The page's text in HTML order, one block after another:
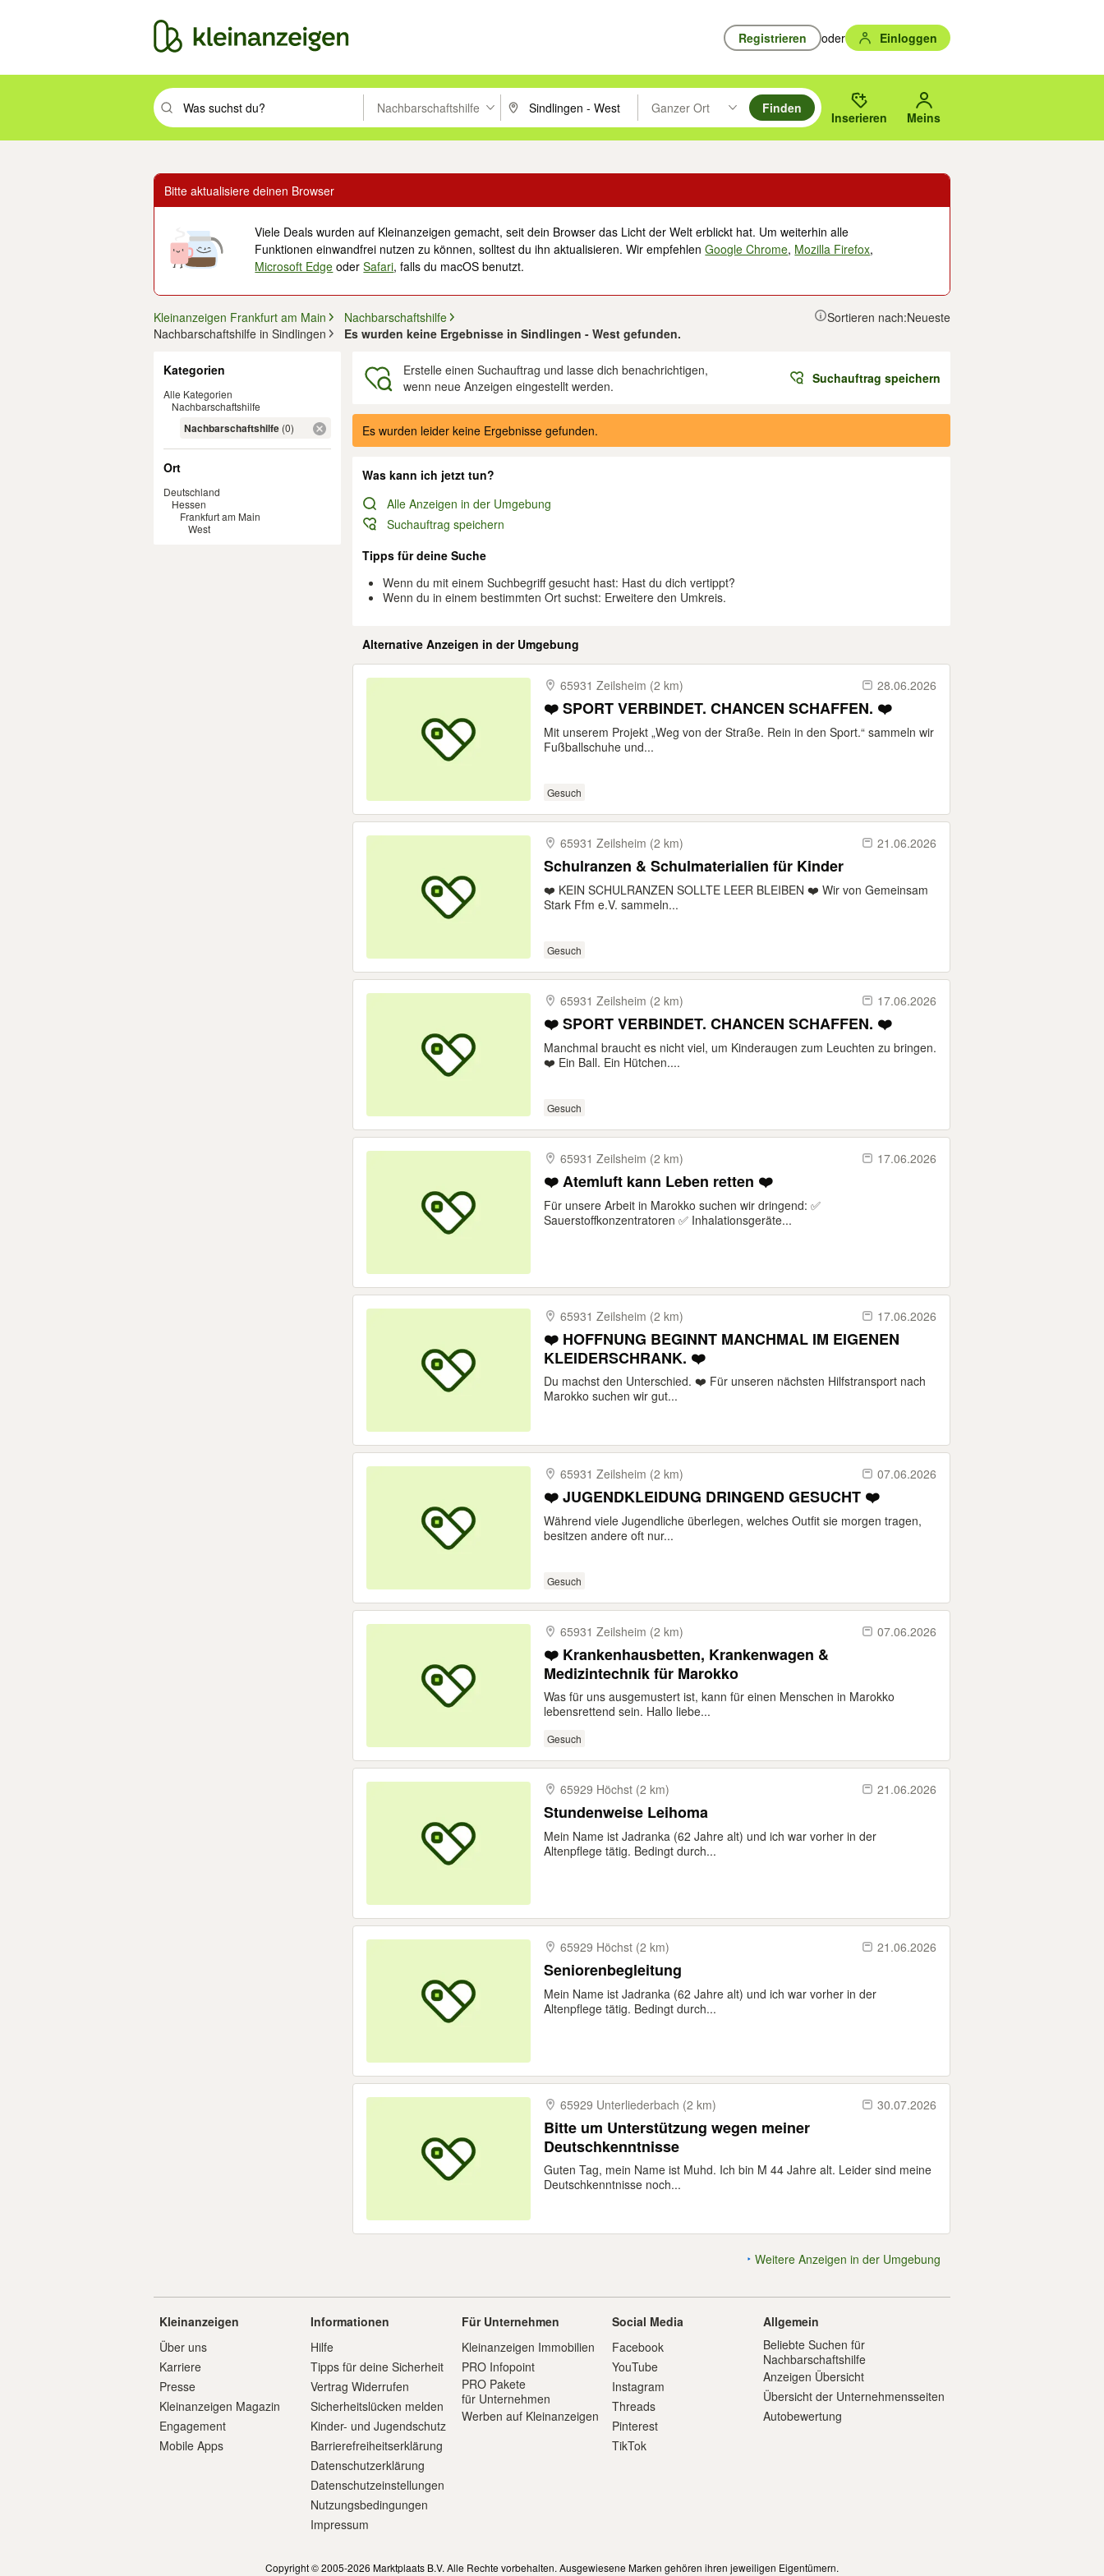
Registrieren oder Einloggen
Suchbegriff eingeben. Eingabetaste drücken um zu suchen, oder Vorschläge mit den Pfeiltasten nach oben/unten durchsuchen und mit Eingabetaste auswählen.
Nachbarschaftshilfe PLZ oder Ort eingeben. Eingabetaste drücken um zu suchen, oder Vorschläge mit den Pfeiltasten nach oben/
Ganzer Ort
Suche im Umkreis des gewählten Orts oder PLZ.
Finden
Inserieren Meins
Bitte aktualisiere deinen Browser
Viele Deals wurden auf Kleinanzeigen gemacht, seit dein Browser das Licht der Welt erblickt hat. Um weiterhin alle
Funktionen einwandfrei nutzen zu können, solltest du ihn aktualisieren. Wir empfehlenGoogle Chrome, Mozilla Firefox,
Microsoft Edge oderSafari, falls du macOS benutzt.
Kleinanzeigen Frankfurt am Main
Nachbarschaftshilfe
Nachbarschaftshilfe in Sindlingen
Es wurden keine Ergebnisse in Sindlingen - West gefunden.
Sortieren nach:Neueste
Kategorien
Alle Kategorien
Nachbarschaftshilfe
Nachbarschaftshilfe (0)
Ort
Deutschland
Hessen
Frankfurt am Main
West
Erstelle einen Suchauftrag und lasse dich benachrichtigen,
wenn neue Anzeigen eingestellt werden.
Suchauftrag speichern
Ergebnisse
Es wurden leider keine Ergebnisse gefunden.
Was kann ich jetzt tun?
Alle Anzeigen in der Umgebung
Suchauftrag speichern
Tipps für deine Suche
Wenn du mit einem Suchbegriff gesucht hast: Hast du dich vertippt?
Wenn du in einem bestimmten Ort suchst: Erweitere den Umkreis.
Alternative Anzeigen in der Umgebung
65931 Zeilsheim (2 km) 28.06.2026
❤️ SPORT VERBINDET. CHANCEN SCHAFFEN. ❤️
Mit unserem Projekt „Weg von der Straße. Rein in den Sport.“ sammeln wir
Fußballschuhe und...
Gesuch
65931 Zeilsheim (2 km) 21.06.2026
Schulranzen & Schulmaterialien für Kinder
❤️ KEIN SCHULRANZEN SOLLTE LEER BLEIBEN ❤️ Wir von Gemeinsam
Stark Ffm e.V. sammeln...
Gesuch
65931 Zeilsheim (2 km) 17.06.2026
❤️ SPORT VERBINDET. CHANCEN SCHAFFEN. ❤️
Manchmal braucht es nicht viel, um Kinderaugen zum Leuchten zu bringen.
❤️ Ein Ball. Ein Hütchen....
Gesuch
65931 Zeilsheim (2 km) 17.06.2026
❤️ Atemluft kann Leben retten ❤️
Für unsere Arbeit in Marokko suchen wir dringend: ✅
Sauerstoffkonzentratoren ✅ Inhalationsgeräte...
65931 Zeilsheim (2 km) 17.06.2026
❤️ HOFFNUNG BEGINNT MANCHMAL IM EIGENEN
KLEIDERSCHRANK. ❤️
Du machst den Unterschied. ❤️ Für unseren nächsten Hilfstransport nach
Marokko suchen wir gut...
65931 Zeilsheim (2 km) 07.06.2026
❤️ JUGENDKLEIDUNG DRINGEND GESUCHT ❤️
Während viele Jugendliche überlegen, welches Outfit sie morgen tragen,
besitzen andere oft nur...
Gesuch
65931 Zeilsheim (2 km) 07.06.2026
❤️ Krankenhausbetten, Krankenwagen &
Medizintechnik für Marokko
Was für uns ausgemustert ist, kann für einen Menschen in Marokko
lebensrettend sein. Hallo liebe...
Gesuch
65929 Höchst (2 km) 21.06.2026
Stundenweise Leihoma
Mein Name ist Jadranka (62 Jahre alt) und ich war vorher in der
Altenpflege tätig. Bedingt durch...
65929 Höchst (2 km) 21.06.2026
Seniorenbegleitung
Mein Name ist Jadranka (62 Jahre alt) und ich war vorher in der
Altenpflege tätig. Bedingt durch...
65929 Unterliederbach (2 km) 30.07.2026
Bitte um Unterstützung wegen meiner
Deutschkenntnisse
Guten Tag, mein Name ist Muhd. Ich bin M 44 Jahre alt. Leider sind meine
Deutschkenntnisse noch...
Weitere Anzeigen in der Umgebung
Kleinanzeigen
Über uns
Karriere
Presse
Kleinanzeigen Magazin
Engagement
Mobile Apps
Informationen
Hilfe
Tipps für deine Sicherheit
Vertrag Widerrufen
Sicherheitslücken melden
Kinder- und Jugendschutz
Barrierefreiheitserklärung
Datenschutzerklärung
Datenschutzeinstellungen
Nutzungsbedingungen
Impressum
Für Unternehmen
Kleinanzeigen Immobilien
PRO Infopoint
PRO Pakete
für Unternehmen
Werben auf Kleinanzeigen
Social Media
Facebook
YouTube
Instagram
Threads
Pinterest
TikTok
Allgemein
Beliebte Suchen für
Nachbarschaftshilfe
Anzeigen Übersicht
Übersicht der Unternehmensseiten
Autobewertung
Copyright © 2005-2026 Marktplaats B.V. Alle Rechte vorbehalten. Ausgewiesene Marken gehören ihren jeweiligen Eigentümern.